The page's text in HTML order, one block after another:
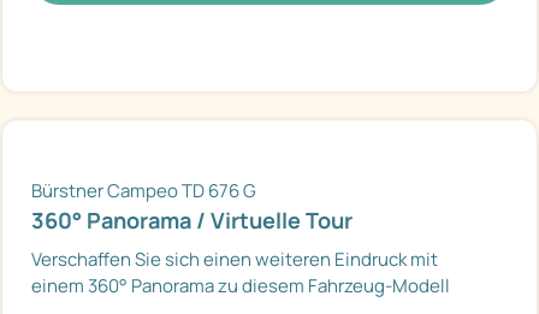
Bürstner Campeo TD 676 G
360° Panorama / Virtuelle Tour
Verschaffen Sie sich einen weiteren Eindruck mit
einem 360° Panorama zu diesem Fahrzeug-Modell